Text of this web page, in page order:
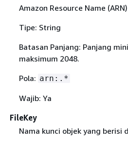
Amazon Resource Name
Tipe: String
Batasan Panjang: Panjang
maksimum 2048.
Pola: arn:.*
Wajib: Ya
FileKey
Nama kunci objek yang berisi